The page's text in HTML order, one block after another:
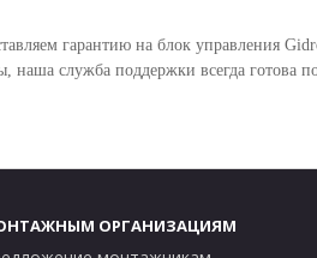
гарантию на блок управления
наша служба поддержки всегда готова
ОРГАНИЗАЦИЯМ